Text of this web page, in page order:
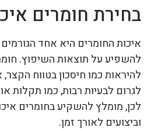
בחירת חומרים
איכות החומרים היא אחד הגורמים
להשפיע על תוצאות השיפוץ.
להיראות כמו חיסכון בטווח
לגרום לבעיות רבות, כמו תקלות
לכן, מומלץ להשקיע בחומרים
וביצועים לאורך זמן.